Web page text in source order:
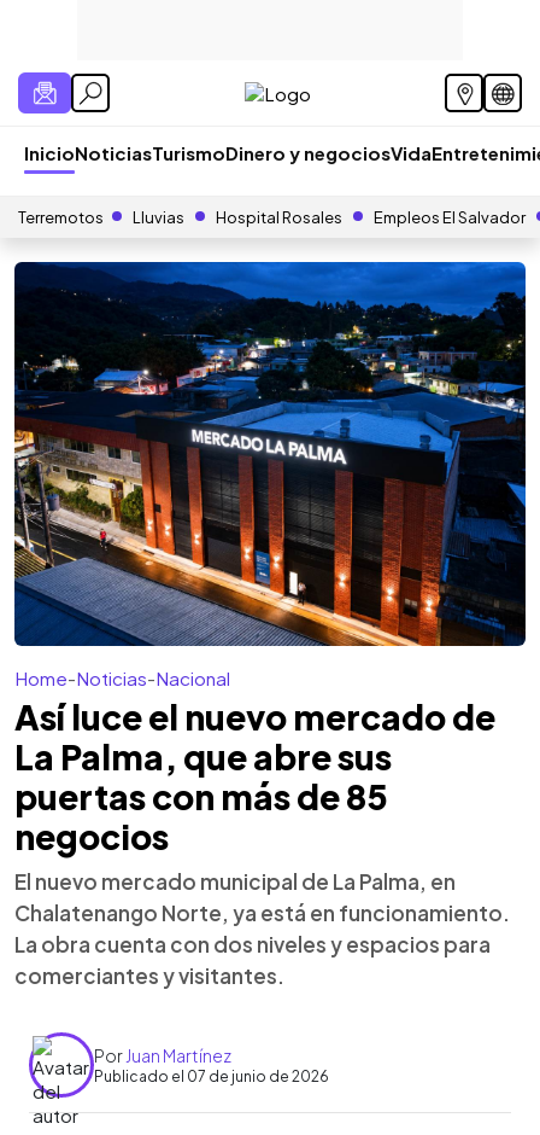
InicioNoticiasTurismoDinero y negociosVida
Terremotos Lluvias Hospital Rosales Empleos El Salvador
Home-Noticias-Nacional
Así luce el nuevo mercado de
La Palma, que abre sus
puertas con más de 85
negocios
El nuevo mercado municipal de La Palma, en
Chalatenango Norte, ya está en funcionamiento.
La obra cuenta con dos niveles y espacios para
comerciantes y visitantes.
Por Juan Martínez
Publicado el 07 de junio de 2026